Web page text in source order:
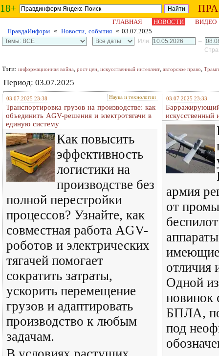
18+
ГЛАВНАЯ НОВОСТИ
ВИДЕО
ПравдаИнформ ≈ Новости, события ≈ 03.07.2025
Или:
–
Тэги: информационная война, рост цен, искусственный интеллект, авторское право, Трамп
Период: 03.07.2025
03.07.2025 23:38 Наука и технологии
Транспортировка грузов на производстве: как
объединить AGV-решения и электротягачи в
единую систему
Как повысить
эффективность
логистики на
производстве без
полной перестройки
процессов? Узнайте, как
совместная работа AGV-
роботов и электрических
тягачей помогает
сократить затраты,
ускорить перемещение
грузов и адаптировать
производство к любым
задачам.
03.07.2025 23:33
искусственный
армия
от
отличия
Одной
новинок
БПЛА,
под